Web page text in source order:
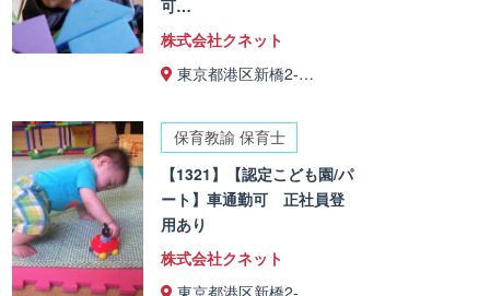
可…
株式会社クネット
東京都港区新橋2-…
保育教諭 保育士
【1321】【認定こども園/パ
ート】車通勤可 正社員登
用あり
株式会社クネット
東京都港区新橋2-…